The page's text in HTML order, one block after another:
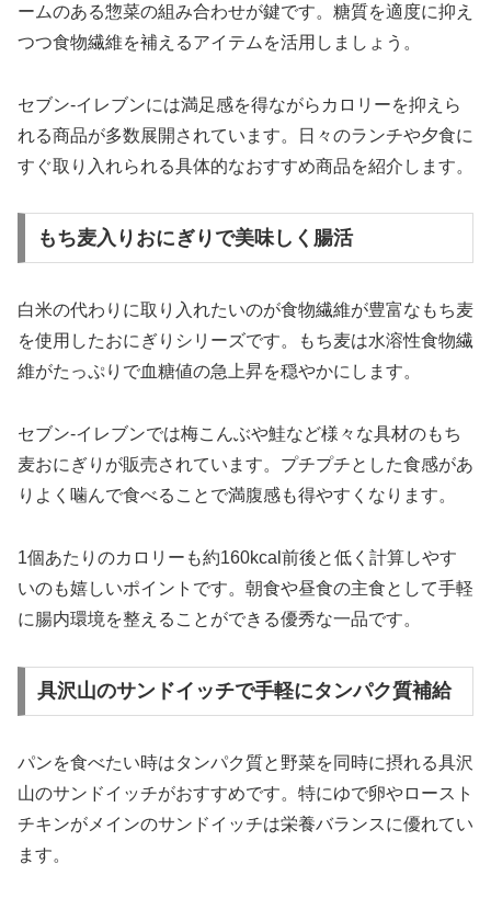
ームのある惣菜の組み合わせが鍵です。糖質を適度に抑え
つつ食物繊維を補えるアイテムを活用しましょう。
セブン-イレブンには満足感を得ながらカロリーを抑えら
れる商品が多数展開されています。日々のランチや夕食に
すぐ取り入れられる具体的なおすすめ商品を紹介します。
もち麦入りおにぎりで美味しく腸活
白米の代わりに取り入れたいのが食物繊維が豊富なもち麦
を使用したおにぎりシリーズです。もち麦は水溶性食物繊
維がたっぷりで血糖値の急上昇を穏やかにします。
セブン-イレブンでは梅こんぶや鮭など様々な具材のもち
麦おにぎりが販売されています。プチプチとした食感があ
りよく噛んで食べることで満腹感も得やすくなります。
1個あたりのカロリーも約160kcal前後と低く計算しやす
いのも嬉しいポイントです。朝食や昼食の主食として手軽
に腸内環境を整えることができる優秀な一品です。
具沢山のサンドイッチで手軽にタンパク質補給
パンを食べたい時はタンパク質と野菜を同時に摂れる具沢
山のサンドイッチがおすすめです。特にゆで卵やロースト
チキンがメインのサンドイッチは栄養バランスに優れてい
ます。